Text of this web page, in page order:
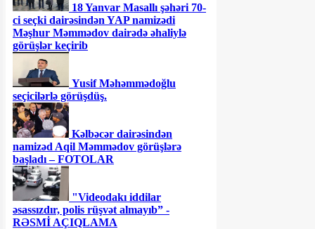
18 Yanvar Masallı şəhəri 70-
ci seçki dairəsindən YAP namizədi
Məşhur Məmmədov dairədə əhaliylə
görüşlər keçirib
Yusif Məhəmmədoğlu
seçicilərlə görüşdüş.
Kəlbəcər dairəsindən
namizəd Aqil Məmmədov görüşlərə
başladı – FOTOLAR
"Videodakı iddilar
əsassızdır, polis rüşvət almayıb” -
RƏSMİ AÇIQLAMA